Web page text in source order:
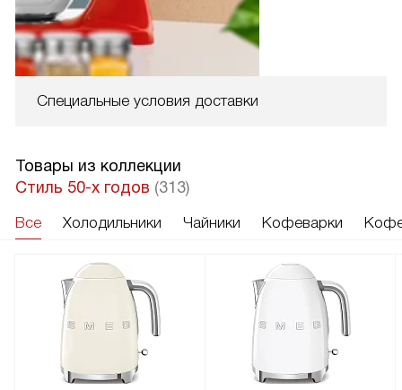
Специальные условия доставки
Товары из коллекции
Стиль 50-х годов (313)
Все Холодильники Чайники Кофеварки